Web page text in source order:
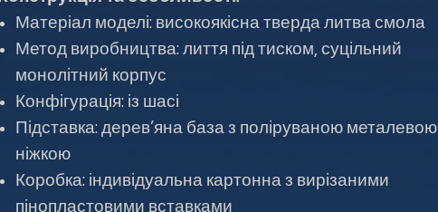
Матеріал моделі: високоякісна тверда литва смола
Метод виробництва: лиття під тиском, суцільний
монолітний корпус
Конфігурація: із шасі
Підставка: дерев’яна база з поліруваною металевою
ніжкою
Коробка: індивідуальна картонна з вирізаними
пінопластовими вставками